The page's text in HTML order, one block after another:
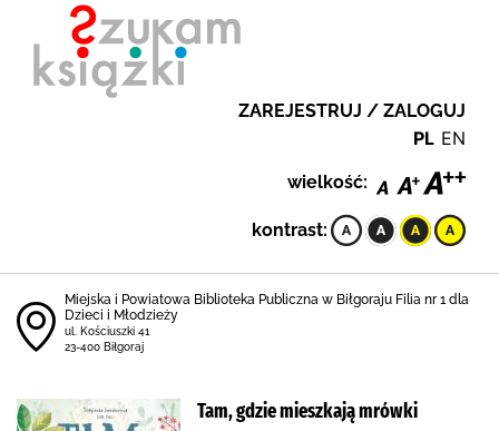
ZAREJESTRUJ / ZALOGUJ
PL EN
wielkość:
kontrast:
Miejska i Powiatowa Biblioteka Publiczna w Biłgoraju Filia nr 1 dla
Dzieci i Młodzieży
ul. Kościuszki 41
23-400 Biłgoraj
Tam, gdzie mieszkają mrówki